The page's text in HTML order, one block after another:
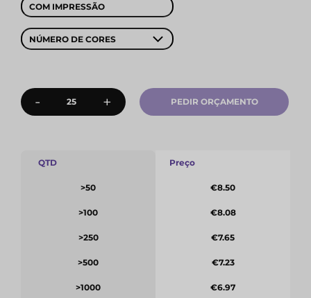
COM IMPRESSÃO
NÚMERO DE CORES
- + PEDIR ORÇAMENTO
QTD
>50
>100
>250
>500
>1000
Preço
€8.50
€8.08
€7.65
€7.23
€6.97